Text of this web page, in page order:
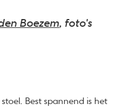
Boezem, foto's
Best spannend is het